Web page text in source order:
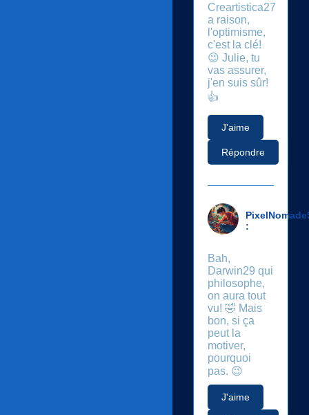
Creartistica27
a raison,
l'optimisme,
c'est la clé!
😉 Julie, tu
vas assurer,
j'en suis sûr!
👍
J'aime
Répondre
:
Bah,
Darwin29 qui
philosophe,
on aura tout
vu! 🤣 Mais
bon, si ça
peut la
motiver,
pourquoi
pas. 😉
J'aime